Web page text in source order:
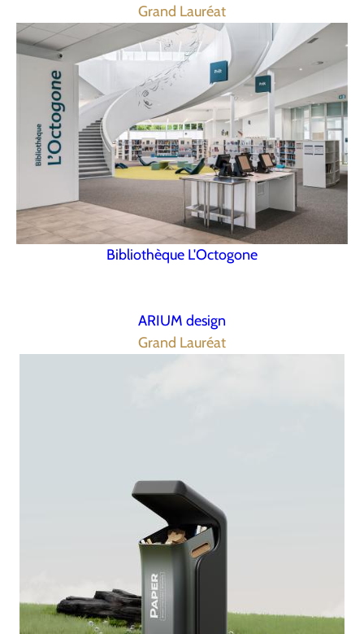
Grand Lauréat
Bibliothèque L'Octogone
ARIUM design
Grand Lauréat